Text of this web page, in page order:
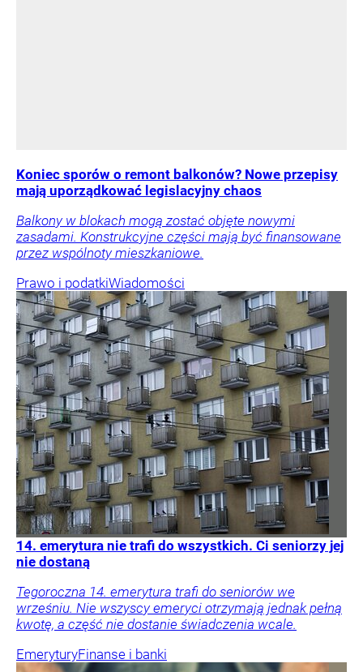
Koniec sporów o remont balkonów? Nowe przepisy
mają uporządkować legislacyjny chaos
Balkony w blokach mogą zostać objęte nowymi
zasadami. Konstrukcyjne części mają być finansowane
przez wspólnoty mieszkaniowe.
Prawo i podatkiWiadomości
14. emerytura nie trafi do wszystkich. Ci seniorzy jej
nie dostaną
Tegoroczna 14. emerytura trafi do seniorów we
wrześniu. Nie wszyscy emeryci otrzymają jednak pełną
kwotę, a część nie dostanie świadczenia wcale.
EmeryturyFinanse i banki